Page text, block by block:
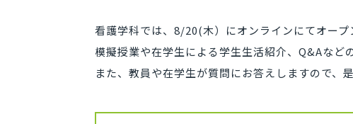
看護学科では、8/20(木）にオンラインにてオー
模擬授業や在学生による学生生活紹介、Q&Aなど
また、教員や在学生が質問にお答えしますので、